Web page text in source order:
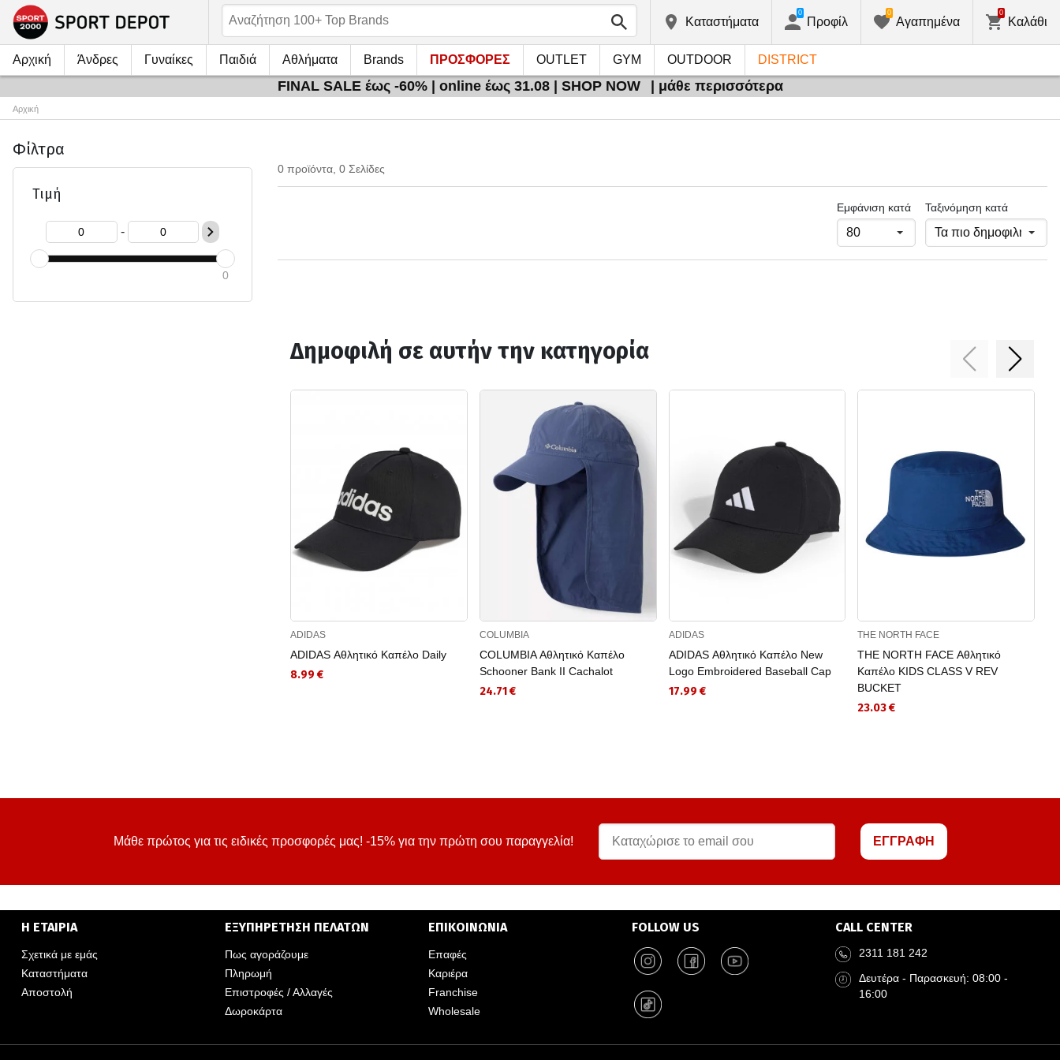
Kαταστήματα Προφίλ
0
Αγαπημένα
0
Καλάθι
0
Αρχική Άνδρες Γυναίκες Παιδιά Αθλήματα Brands ΠΡΟΣΦΟΡΕΣ OUTLET GYM OUTDOOR DISTRICT
FINAL SALE έως -60% | online έως 31.08 | SHOP NOW | μάθε περισσότερα
Αρχική
Φίλτρα
Τιμή
-
0
0 προϊόντα, 0 Σελίδες
Εμφάνιση κατά Ταξινόμηση κατά
Δημοφιλή σε αυτήν την κατηγορία
ADIDAS
ADIDAS Αθλητικό Καπέλο Daily
8.99 €
COLUMBIA
COLUMBIA Αθλητικό Καπέλο
Schooner Bank II Cachalot
24.71 €
ADIDAS
ADIDAS Αθλητικό Καπέλο New
Logo Embroidered Baseball Cap
17.99 €
THE NORTH FACE
THE NORTH FACE Αθλητικό
Καπέλο KIDS CLASS V REV
BUCKET
23.03 €
Μάθε πρώτος για τις ειδικές προσφορές μας! -15% για την πρώτη σου παραγγελία! ΕΓΓΡΑΦΗ
Η ΕΤΑΙΡΙΑ
Σχετικά με εμάς
Καταστήματα
Αποστολή
ΕΞΥΠΗΡΕΤΗΣΗ ΠΕΛΑΤΩΝ
Πως αγοράζουμε
Πληρωμή
Επιστροφές / Αλλαγές
Δωροκάρτα
ΕΠΙΚΟΙΝΩΝΙΑ
Επαφές
Καριέρα
Franchise
Wholesale
FOLLOW US CALL CENTER
2311 181 242
Δευτέρα - Παρασκευή: 08:00 -
16:00